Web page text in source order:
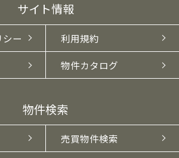
サイト情報
ー 利用規約
物件カタログ
物件検索
売買物件検索